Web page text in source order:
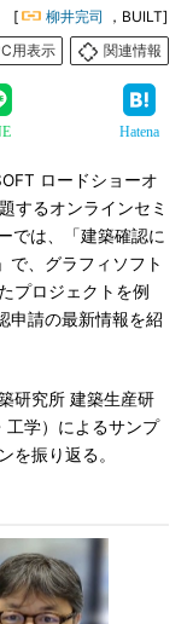
[ 柳井完司
，BUILT]
用表示
関連情報
Hatena
ロードショーオ
するオンラインセミ
では、「建築確認に
で、グラフィソフト
プロジェクトを例
申請の最新情報を紹
研究所 建築生産研
工学）によるサンプ
を振り返る。